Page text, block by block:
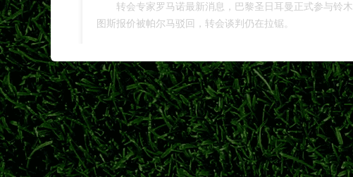
转会专家罗马诺最新消息，巴黎圣日耳曼正式参与铃
图斯报价被帕尔马驳回，转会谈判仍在拉锯。
日职联夏窗开启引援热潮 多支豪门调整阵容
2026赛季日职联赛程过半，夏季转会窗口正式开放，
杯赛双线赛程。